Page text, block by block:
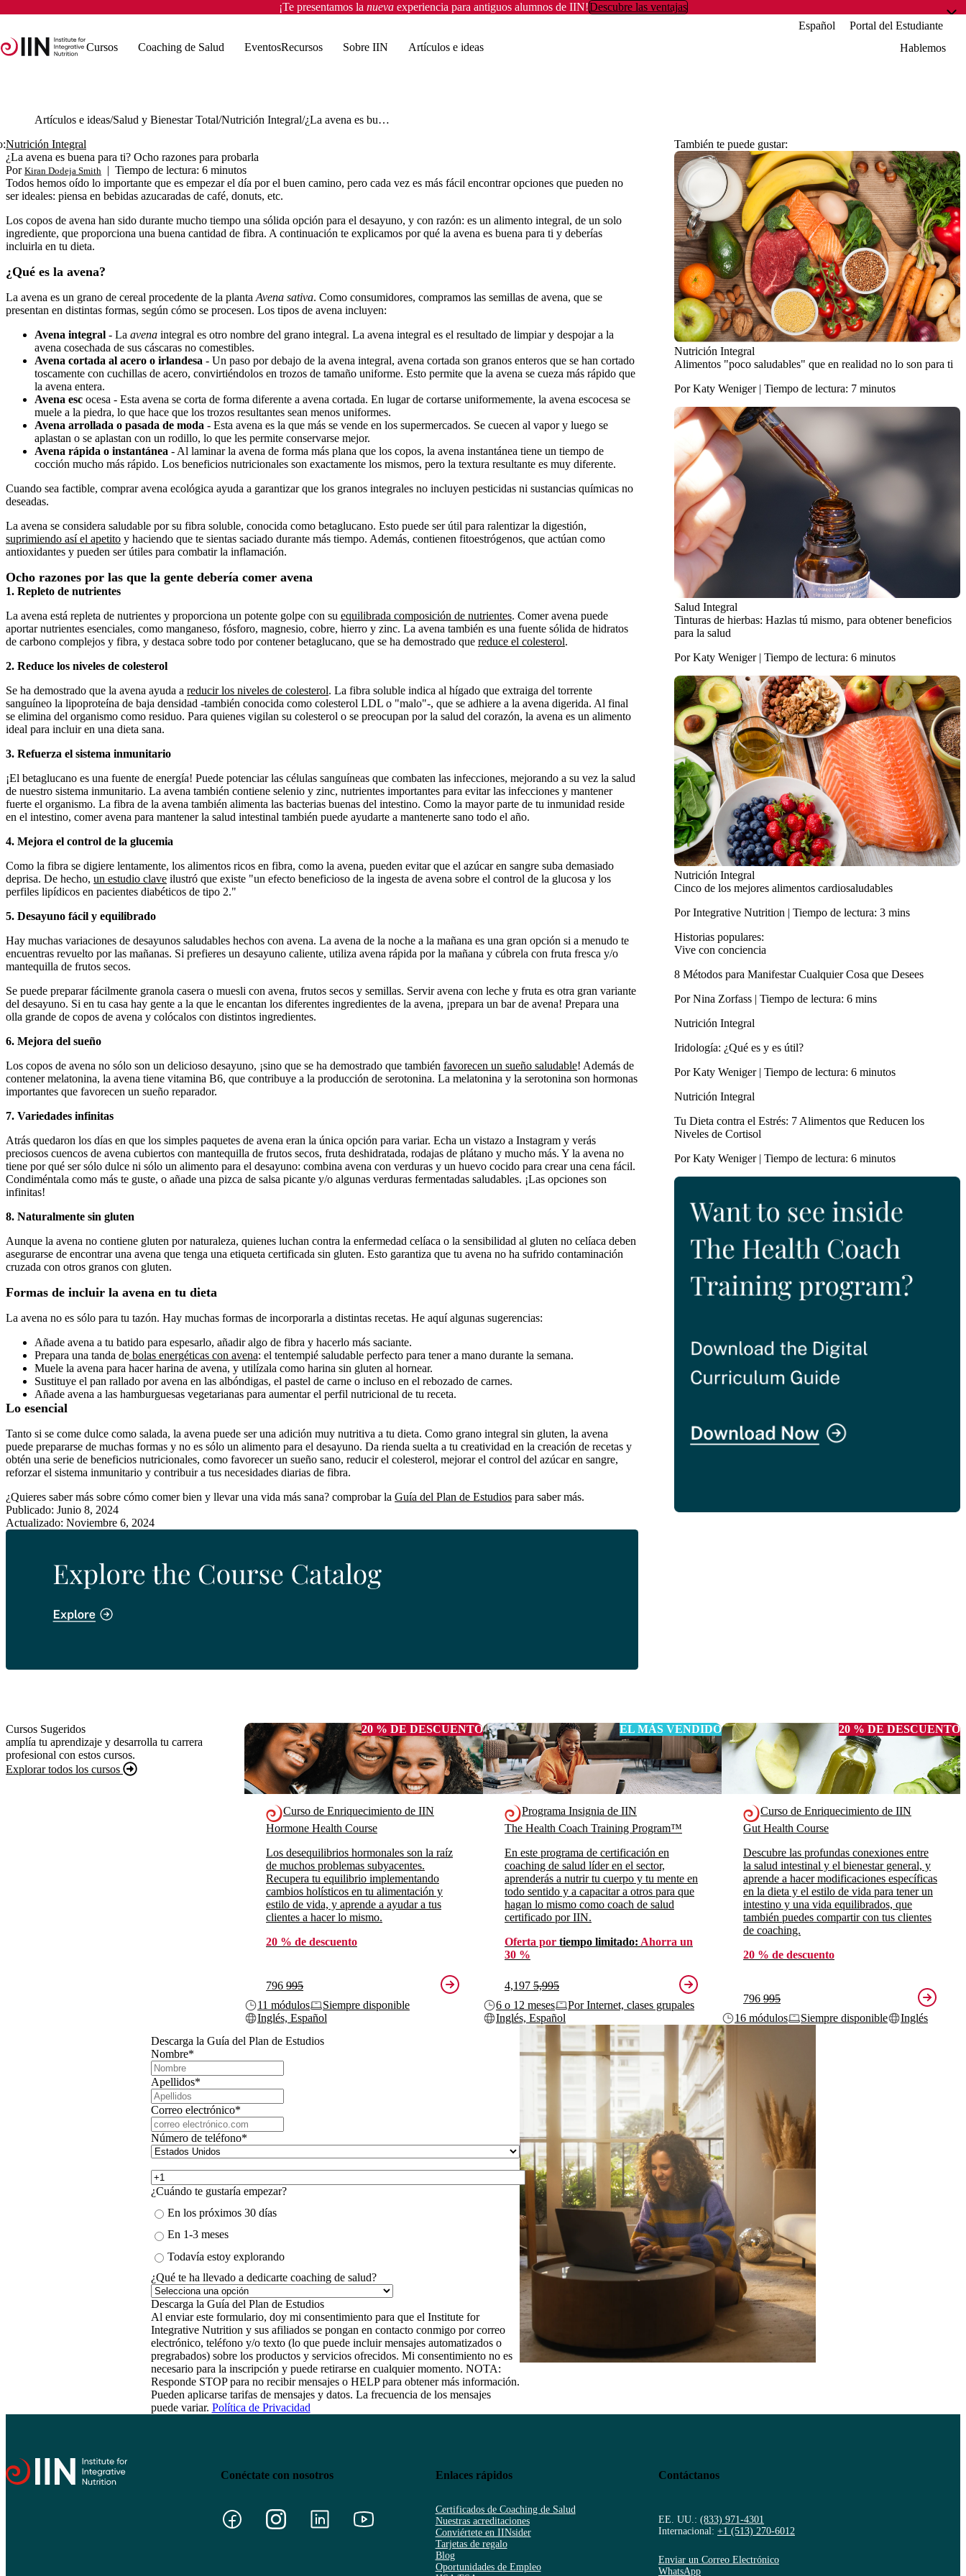
¡Te presentamos la nuevaexperiencia para antiguos alumnos de IIN!Descubre las ventajas
Español
Portal del Estudiante
Cursos
Coaching de Salud EventosRecursos Sobre IIN Artículos e ideas Hablemos
Artículos e ideas Salud y Bienestar Total Nutrición Integral
¿La avena es buena para ti? Ocho razones para probarla
Nutrición Integral
¿La avena es buena para ti? Ocho razones para probarla
Por Kiran Dodeja Smith | Tiempo de lectura: 6 minutos
Todos hemos oído lo importante que es empezar el día por el buen camino, pero cada vez es más fácil encontrar opciones que pueden no
ser ideales: piensa en bebidas azucaradas de café, donuts, etc.
Los copos de avena han sido durante mucho tiempo una sólida opción para el desayuno, y con razón: es un alimento integral, de un solo
ingrediente, que proporciona una buena cantidad de fibra. A continuación te explicamos por qué la avena es buena para ti y deberías
incluirla en tu dieta.
¿Qué es la avena?
La avena es un grano de cereal procedente de la planta Avena sativa. Como consumidores, compramos las semillas de avena, que se
presentan en distintas formas, según cómo se procesen. Los tipos de avena incluyen:
Avena integral - La avena integral es otro nombre del grano integral. La avena integral es el resultado de limpiar y despojar a la
avena cosechada de sus cáscaras no comestibles.
Avena cortada al acero o irlandesa - Un paso por debajo de la avena integral, avena cortada son granos enteros que se han cortado
toscamente con cuchillas de acero, convirtiéndolos en trozos de tamaño uniforme. Esto permite que la avena se cueza más rápido que
la avena entera.
Avena esc ocesa - Esta avena se corta de forma diferente a avena cortada. En lugar de cortarse uniformemente, la avena escocesa se
muele a la piedra, lo que hace que los trozos resultantes sean menos uniformes.
Avena arrollada o pasada de moda - Esta avena es la que más se vende en los supermercados. Se cuecen al vapor y luego se
aplastan o se aplastan con un rodillo, lo que les permite conservarse mejor.
Avena rápida o instantánea - Al laminar la avena de forma más plana que los copos, la avena instantánea tiene un tiempo de
cocción mucho más rápido. Los beneficios nutricionales son exactamente los mismos, pero la textura resultante es muy diferente.
Cuando sea factible, comprar avena ecológica ayuda a garantizar que los granos integrales no incluyen pesticidas ni sustancias químicas no
deseadas.
La avena se considera saludable por su fibra soluble, conocida como betaglucano. Esto puede ser útil para ralentizar la digestión,
suprimiendo así el apetito y haciendo que te sientas saciado durante más tiempo. Además, contienen fitoestrógenos, que actúan como
antioxidantes y pueden ser útiles para combatir la inflamación.
Ocho razones por las que la gente debería comer avena
1. Repleto de nutrientes
La avena está repleta de nutrientes y proporciona un potente golpe con su equilibrada composición de nutrientes. Comer avena puede
aportar nutrientes esenciales, como manganeso, fósforo, magnesio, cobre, hierro y zinc. La avena también es una fuente sólida de hidratos
de carbono complejos y fibra, y destaca sobre todo por contener betaglucano, que se ha demostrado que reduce el colesterol.
2. Reduce los niveles de colesterol
Se ha demostrado que la avena ayuda a reducir los niveles de colesterol. La fibra soluble indica al hígado que extraiga del torrente
sanguíneo la lipoproteína de baja densidad -también conocida como colesterol LDL o "malo"-, que se adhiere a la avena digerida. Al final
se elimina del organismo como residuo. Para quienes vigilan su colesterol o se preocupan por la salud del corazón, la avena es un alimento
ideal para incluir en una dieta sana.
3. Refuerza el sistema inmunitario
¡El betaglucano es una fuente de energía! Puede potenciar las células sanguíneas que combaten las infecciones, mejorando a su vez la salud
de nuestro sistema inmunitario. La avena también contiene selenio y zinc, nutrientes importantes para evitar las infecciones y mantener
fuerte el organismo. La fibra de la avena también alimenta las bacterias buenas del intestino. Como la mayor parte de tu inmunidad reside
en el intestino, comer avena para mantener la salud intestinal también puede ayudarte a mantenerte sano todo el año.
4. Mejora el control de la glucemia
Como la fibra se digiere lentamente, los alimentos ricos en fibra, como la avena, pueden evitar que el azúcar en sangre suba demasiado
deprisa. De hecho, un estudio clave ilustró que existe "un efecto beneficioso de la ingesta de avena sobre el control de la glucosa y los
perfiles lipídicos en pacientes diabéticos de tipo 2."
5. Desayuno fácil y equilibrado
Hay muchas variaciones de desayunos saludables hechos con avena. La avena de la noche a la mañana es una gran opción si a menudo te
encuentras revuelto por las mañanas. Si prefieres un desayuno caliente, utiliza avena rápida por la mañana y cúbrela con fruta fresca y/o
mantequilla de frutos secos.
Se puede preparar fácilmente granola casera o muesli con avena, frutos secos y semillas. Servir avena con leche y fruta es otra gran variante
del desayuno. Si en tu casa hay gente a la que le encantan los diferentes ingredientes de la avena, ¡prepara un bar de avena! Prepara una
olla grande de copos de avena y colócalos con distintos ingredientes.
6. Mejora del sueño
Los copos de avena no sólo son un delicioso desayuno, ¡sino que se ha demostrado que también favorecen un sueño saludable! Además de
contener melatonina, la avena tiene vitamina B6, que contribuye a la producción de serotonina. La melatonina y la serotonina son hormonas
importantes que favorecen un sueño reparador.
7. Variedades infinitas
Atrás quedaron los días en que los simples paquetes de avena eran la única opción para variar. Echa un vistazo a Instagram y verás
preciosos cuencos de avena cubiertos con mantequilla de frutos secos, fruta deshidratada, rodajas de plátano y mucho más. Y la avena no
tiene por qué ser sólo dulce ni sólo un alimento para el desayuno: combina avena con verduras y un huevo cocido para crear una cena fácil.
Condiméntala como más te guste, o añade una pizca de salsa picante y/o algunas verduras fermentadas saludables. ¡Las opciones son
infinitas!
8. Naturalmente sin gluten
Aunque la avena no contiene gluten por naturaleza, quienes luchan contra la enfermedad celíaca o la sensibilidad al gluten no celíaca deben
asegurarse de encontrar una avena que tenga una etiqueta certificada sin gluten. Esto garantiza que tu avena no ha sufrido contaminación
cruzada con otros granos con gluten.
Formas de incluir la avena en tu dieta
La avena no es sólo para tu tazón. Hay muchas formas de incorporarla a distintas recetas. He aquí algunas sugerencias:
Añade avena a tu batido para espesarlo, añadir algo de fibra y hacerlo más saciante.
Prepara una tanda de bolas energéticas con avena: el tentempié saludable perfecto para tener a mano durante la semana.
Muele la avena para hacer harina de avena, y utilízala como harina sin gluten al hornear.
Sustituye el pan rallado por avena en las albóndigas, el pastel de carne o incluso en el rebozado de carnes.
Añade avena a las hamburguesas vegetarianas para aumentar el perfil nutricional de tu receta.
Lo esencial
Tanto si se come dulce como salada, la avena puede ser una adición muy nutritiva a tu dieta. Como grano integral sin gluten, la avena
puede prepararse de muchas formas y no es sólo un alimento para el desayuno. Da rienda suelta a tu creatividad en la creación de recetas y
obtén una serie de beneficios nutricionales, como favorecer un sueño sano, reducir el colesterol, mejorar el control del azúcar en sangre,
reforzar el sistema inmunitario y contribuir a tus necesidades diarias de fibra.
¿Quieres saber más sobre cómo comer bien y llevar una vida más sana? comprobar la Guía del Plan de Estudios para saber más.
Publicado: Junio 8, 2024
Actualizado: Noviembre 6, 2024
También te puede gustar:
Nutrición Integral
Alimentos "poco saludables" que en realidad no lo son para ti
Por Katy Weniger | Tiempo de lectura: 7 minutos
Salud Integral
Tinturas de hierbas: Hazlas tú mismo, para obtener beneficios
para la salud
Por Katy Weniger | Tiempo de lectura: 6 minutos
Nutrición Integral
Cinco de los mejores alimentos cardiosaludables
Por Integrative Nutrition | Tiempo de lectura: 3 mins
Historias populares:
Vive con conciencia
8 Métodos para Manifestar Cualquier Cosa que Desees
Por Nina Zorfass | Tiempo de lectura: 6 mins
Nutrición Integral
Iridología: ¿Qué es y es útil?
Por Katy Weniger | Tiempo de lectura: 6 minutos
Nutrición Integral
Tu Dieta contra el Estrés: 7 Alimentos que Reducen los
Niveles de Cortisol
Por Katy Weniger | Tiempo de lectura: 6 minutos
Cursos Sugeridos
amplía tu aprendizaje y desarrolla tu carrera
profesional con estos cursos.
Explorar todos los cursos
20 % DE DESCUENTO
Curso de Enriquecimiento de IIN
Hormone Health Course
Los desequilibrios hormonales son la raíz
de muchos problemas subyacentes.
Recupera tu equilibrio implementando
cambios holísticos en tu alimentación y
estilo de vida, y aprende a ayudar a tus
clientes a hacer lo mismo.
20 % de descuento
796 995
11 módulos
Siempre disponible
Inglés, Español
EL MÁS VENDIDO
Programa Insignia de IIN
The Health Coach Training Program™
En este programa de certificación en
coaching de salud líder en el sector,
aprenderás a nutrir tu cuerpo y tu mente en
todo sentido y a capacitar a otros para que
hagan lo mismo como coach de salud
certificado por IIN.
Oferta por tiempo limitado: Ahorra un
30 %
4,197 5,995
6 o 12 meses
Por Internet, clases grupales
Inglés, Español
20 % DE DESCUENTO
Curso de Enriquecimiento de IIN
Gut Health Course
Descubre las profundas conexiones entre
la salud intestinal y el bienestar general, y
aprende a hacer modificaciones específicas
en la dieta y el estilo de vida para tener un
intestino y una vida equilibrados, que
también puedes compartir con tus clientes
de coaching.
20 % de descuento
796 995
16 módulos
Siempre disponible
Inglés
Descarga la Guía del Plan de Estudios
Nombre*
Apellidos*
Correo electrónico*
Número de teléfono*
¿Cuándo te gustaría empezar?
En los próximos 30 días
En 1-3 meses
Todavía estoy explorando
¿Qué te ha llevado a dedicarte coaching de salud?
Al enviar este formulario, doy mi consentimiento para que el Institute for
Integrative Nutrition y sus afiliados se pongan en contacto conmigo por correo
electrónico, teléfono y/o texto (lo que puede incluir mensajes automatizados o
pregrabados) sobre los productos y servicios ofrecidos. Mi consentimiento no es
necesario para la inscripción y puede retirarse en cualquier momento. NOTA:
Responde STOP para no recibir mensajes o HELP para obtener más información.
Pueden aplicarse tarifas de mensajes y datos. La frecuencia de los mensajes
puede variar. Política de Privacidad
Conéctate con nosotros Enlaces rápidos
Certificados de Coaching de Salud
Nuestras acreditaciones
Conviértete en IINsider
Tarjetas de regalo
Blog
Oportunidades de Empleo
Contáctanos
EE. UU.:(833) 971-4301
Internacional:+1 (513) 270-6012
Enviar un Correo Electrónico
WhatsApp